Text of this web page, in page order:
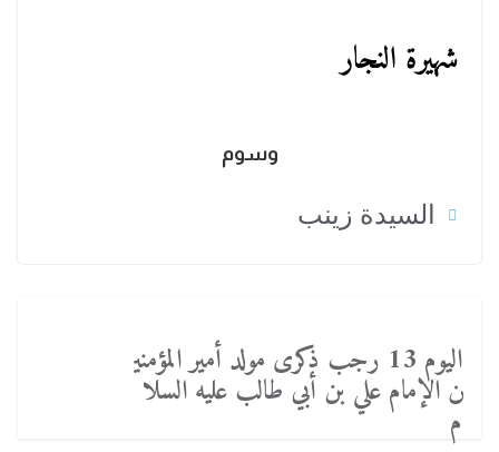
شهيرة النجار
وسوم
السيدة زينب
اليوم 13 رجب ذكرى مولد أمير المؤمني
ن الإمام علي بن أبي طالب عليه السلا
م